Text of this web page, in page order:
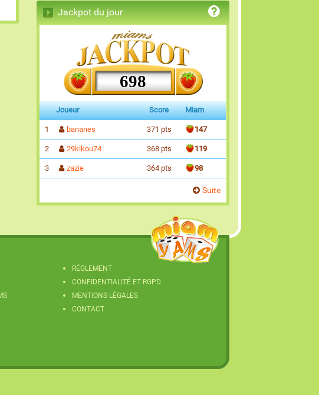
Jackpot du jour
698
Joueur Score Miam
1 bananes 371 pts 147
2 29kikou74 368 pts 119
3 zazie 364 pts 98
Suite
RÉGLEMENT
CONFIDENTIALITÉ ET RGPD
MENTIONS LÉGALES
CONTACT